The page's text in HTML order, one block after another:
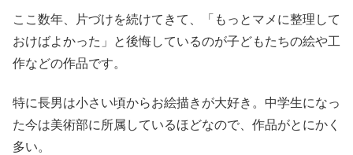
ここ数年、片づけを続けてきて、「もっとマメに整理して
おけばよかった」と後悔しているのが子どもたちの絵や工
作などの作品です。
特に長男は小さい頃からお絵描きが大好き。中学生になっ
た今は美術部に所属しているほどなので、作品がとにかく
多い。